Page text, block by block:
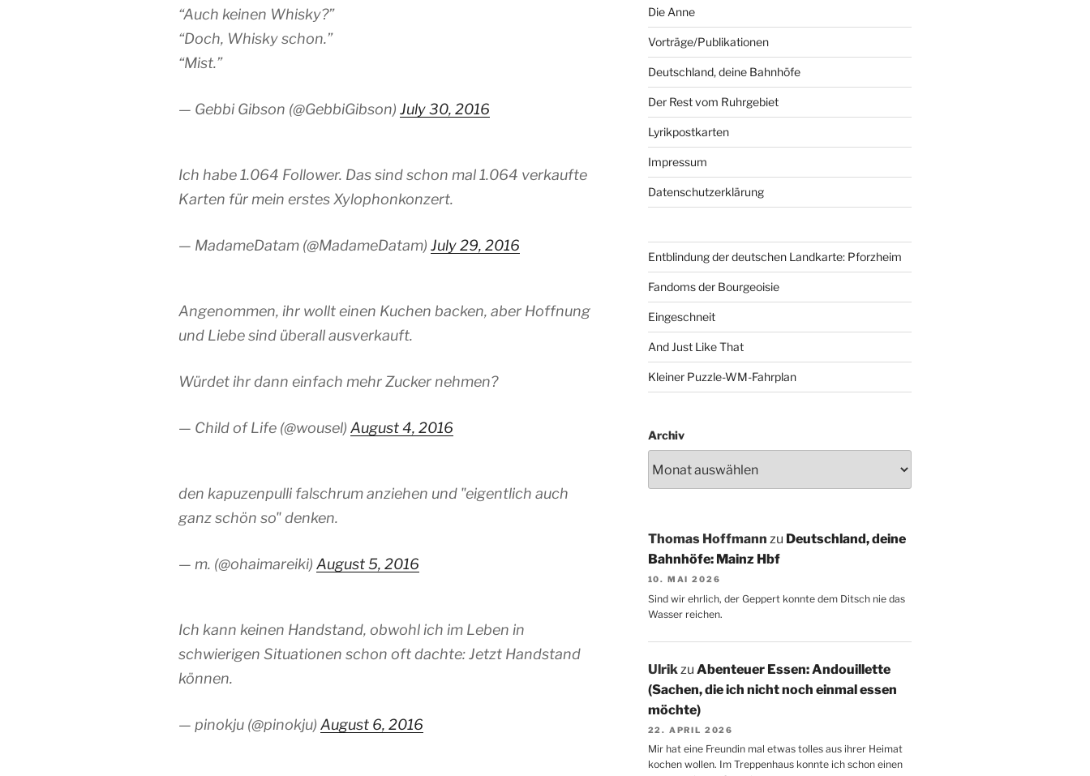
“Auch keinen Whisky?”
“Doch, Whisky schon.”
“Mist.”
— Gebbi Gibson (@GebbiGibson) July 30, 2016
Ich habe 1.064 Follower. Das sind schon mal 1.064 verkaufte
Karten für mein erstes Xylophonkonzert.
— MadameDatam (@MadameDatam) July 29, 2016
Angenommen, ihr wollt einen Kuchen backen, aber Hoffnung
und Liebe sind überall ausverkauft.
Würdet ihr dann einfach mehr Zucker nehmen?
— Child of Life (@wousel) August 4, 2016
den kapuzenpulli falschrum anziehen und "eigentlich auch
ganz schön so" denken.
— m. (@ohaimareiki) August 5, 2016
Ich kann keinen Handstand, obwohl ich im Leben in
schwierigen Situationen schon oft dachte: Jetzt Handstand
können.
— pinokju (@pinokju) August 6, 2016
Die Anne
Vorträge/Publikationen
Deutschland, deine Bahnhöfe
Der Rest vom Ruhrgebiet
Lyrikpostkarten
Impressum
Datenschutzerklärung
Entblindung der deutschen Landkarte: Pforzheim
Fandoms der Bourgeoisie
Eingeschneit
And Just Like That
Kleiner Puzzle-WM-Fahrplan
Archiv
Thomas Hoffmann zu Deutschland, deine
Bahnhöfe: Mainz Hbf
10. MAI 2026
Sind wir ehrlich, der Geppert konnte dem Ditsch nie das
Wasser reichen.
Ulrikzu Abenteuer Essen: Andouillette
(Sachen, die ich nicht noch einmal essen
möchte)
22. APRIL 2026
Mir hat eine Freundin mal etwas tolles aus ihrer Heimat
kochen wollen. Im Treppenhaus konnte ich schon einen